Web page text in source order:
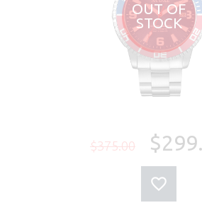
OUT OF
STOCK
$375.00